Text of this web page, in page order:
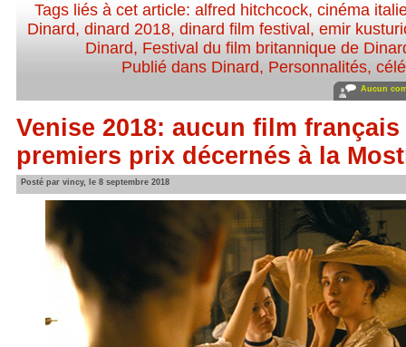
Tags liés à cet article: alfred hitchcock, cinéma
Dinard,dinard 2018,dinard film festival ,emir
Dinard, Festival du film britannique de
Publié dans Dinard, Personnalités,
Aucun
Venise 2018: aucun film
premiers prix décernés à la
Posté par vincy, le 8 septembre 2018